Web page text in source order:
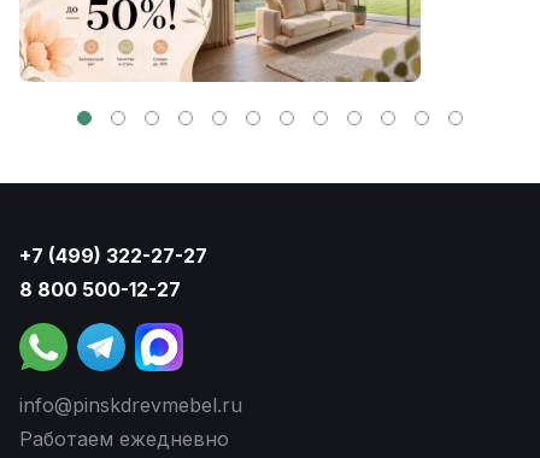
+7 (499) 322-27-27
8 800 500-12-27
info@pinskdrevmebel.ru
Работаем ежедневно